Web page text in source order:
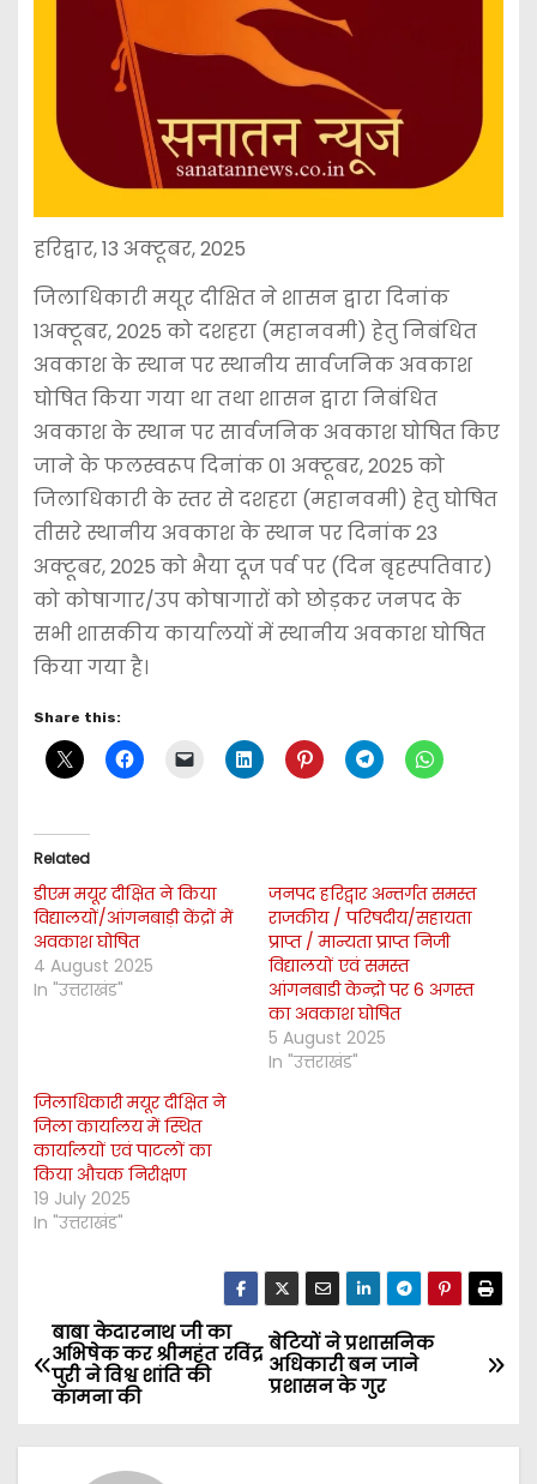
हरिद्वार, 13 अक्टूबर, 2025
जिलाधिकारी मयूर दीक्षित ने शासन द्वारा दिनांक
1अक्टूबर, 2025 को दशहरा (महानवमी) हेतु निबंधित
अवकाश के स्थान पर स्थानीय सार्वजनिक अवकाश
घोषित किया गया था तथा शासन द्वारा निबंधित
अवकाश के स्थान पर सार्वजनिक अवकाश घोषित किए
जाने के फलस्वरूप दिनांक 01 अक्टूबर, 2025 को
जिलाधिकारी के स्तर से दशहरा (महानवमी) हेतु घोषित
तीसरे स्थानीय अवकाश के स्थान पर दिनांक 23
अक्टूबर, 2025 को भैया दूज पर्व पर (दिन बृहस्पतिवार)
को कोषागार/उप कोषागारों को छोड़कर जनपद के
सभी शासकीय कार्यालयों में स्थानीय अवकाश घोषित
किया गया है।
Share this:
Related
डीएम मयूर दीक्षित ने किया
विद्यालयों/आंगनबाड़ी केंद्रों में
अवकाश घोषित
4 August 2025
In "उत्तराखंड"
जनपद हरिद्वार अन्तर्गत समस्त
राजकीय / परिषदीय/सहायता
प्राप्त / मान्यता प्राप्त निजी
विद्यालयों एवं समस्त
आंगनबाडी केन्द्रो पर 6 अगस्त
का अवकाश घोषित
5 August 2025
In "उत्तराखंड"
जिलाधिकारी मयूर दीक्षित ने
जिला कार्यालय में स्थित
कार्यालयों एवं पाटलों का
किया औचक निरीक्षण
19 July 2025
In "उत्तराखंड"
P
o
s
बेटियों ने प्रशासनिक
अधिकारी बन जाने
प्रशासन के गुर
बाबा केदारनाथ जी का
अभिषेक कर श्रीमहंत रविंद्र
पुरी ने विश्व शांति की
कामना की